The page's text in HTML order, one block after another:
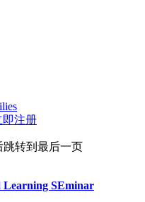
即注册
跳转到最后一页
Learning SEminar